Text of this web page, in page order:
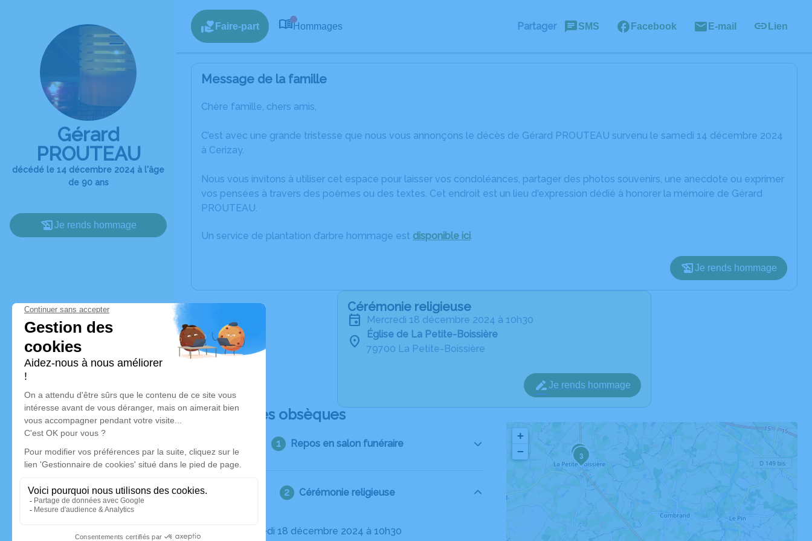
Gérard
PROUTEAU
décédé le 14 décembre 2024 à l'âge
de 90 ans
Je rends hommage
Faire-part Hommages Partager SMS Facebook E-mail Lien
Message de la famille
Chère famille, chers amis,
C’est avec une grande tristesse que nous vous annonçons le décès de Gérard PROUTEAU survenu le samedi 14 décembre 2024
à Cerizay.
Nous vous invitons à utiliser cet espace pour laisser vos condoléances, partager des photos souvenirs, une anecdote ou exprimer
vos pensées à travers des poèmes ou des textes. Cet endroit est un lieu d'expression dédié à honorer la mémoire de Gérard
PROUTEAU.
Un service de plantation d’arbre hommage est disponible ici.
Je rends hommage
Cérémonie religieuse
mercredi 18 décembre 2024 à 10h30
Église de La Petite-Boissière
79700 La Petite-Boissière
Je rends hommage
Déroulé des obsèques
Repos en salon funéraire
Cérémonie religieuse
Le mercredi 18 décembre 2024 à 10h30
23
+
−